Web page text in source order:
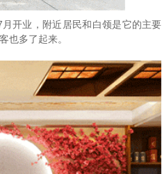
开业，附近居民和白领是它的主要
也多了起来。